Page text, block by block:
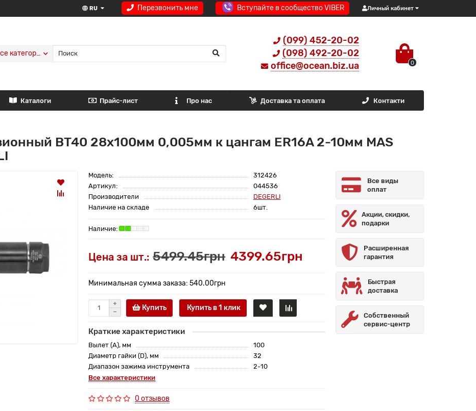
Перезвонить мне Вступайте в сообщество VIBER Личный кабинет
RU
(099) 452-20-02
(098) 492-20-02
office@ocean.biz.ua
0
категории
Каталоги Прайс-лист Про нас Доставка та оплата Контакти
BT40 28x100мм 0,005мм к цангам ER16A 2-10мм MAS
Модель:
312426
Артикул:
044536
Производители
DEGERLI
Наличие на складе
6шт.
Цена за шт.: 5499.45грн 4399.65грн
Минимальная сумма заказа: 540.00грн
Купить Купить в 1 клик
Краткие характеристики
Вылет (A), мм
100
Диаметр гайки (D), мм
32
Диапазон зажима инструмента
2-10
Все характеристики
0 отзывов
Все виды
оплат
Акции, скидки,
подарки
Расширенная
гарантия
Быстрая
доставка
Собственный
сервис-центр